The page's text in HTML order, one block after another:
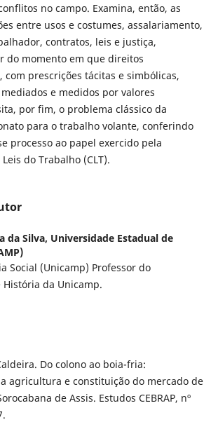
no campo. Examina, então, as
entre usos e costumes, assalariamento,
contratos, leis e justiça,
do momento em que direitos
prescrições tácitas e simbólicas,
e medidos por valores
por fim, o problema clássico da
para o trabalho volante, conferindo
processo ao papel exercido pela
do Trabalho (CLT).
da Silva, Universidade Estadual de
Social (Unicamp) Professor do
da Unicamp.
Do colono ao boia-fria:
agricultura e constituição do mercado de
de Assis. Estudos CEBRAP, nº